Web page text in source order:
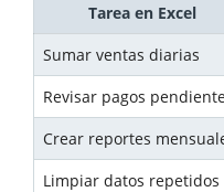
Tarea en Excel
Sumar ventas diarias
Revisar pagos
Crear reportes
Limpiar datos repetidos